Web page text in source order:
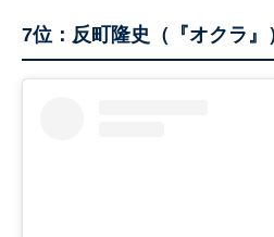
7位：反町隆史（『オクラ』